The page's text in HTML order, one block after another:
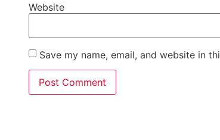
Website
Save my name, email, and website in